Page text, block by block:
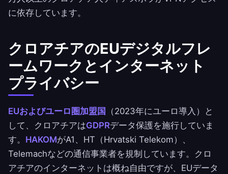
に依存しています。
クロアチアのEUデジタルフレ
ームワークとインターネット
プライバシー
EUおよびユーロ圏加盟国
（2023年にユーロ導入）と
して、クロアチアはGDPRデータ保護を施行していま
す。 HAKOMがA1、HT（Hrvatski Telekom）、
Telemachなどの通信事業者を規制しています。クロ
アチアのインターネットは概ね自由ですが、EUデータ